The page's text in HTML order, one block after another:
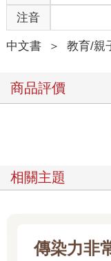
注音
中文書 ＞ 教育/親
商品評價
相關主題
傳染力非